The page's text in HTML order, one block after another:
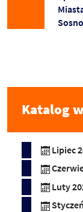
Katalog
Lipiec
Luty